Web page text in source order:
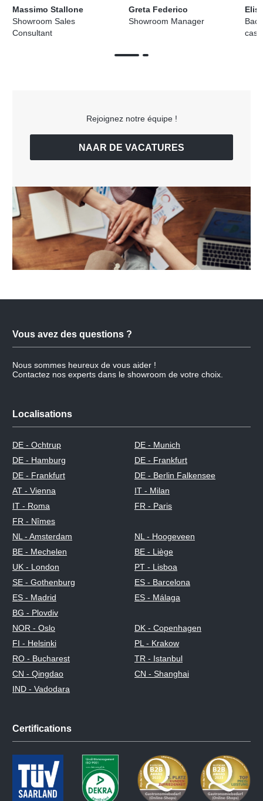
Massimo Stallone
Showroom Sales
Consultant
Greta Federico
Showroom Manager
Rejoignez notre équipe !
NAAR DE VACATURES
Vous avez des questions ?
Nous sommes heureux de vous aider !
Contactez nos experts dans le showroom de votre choix.
Localisations
DE - Ochtrup
DE - Munich
DE - Hamburg
DE - Frankfurt
DE - Frankfurt
DE - Berlin Falkensee
AT - Vienna
IT - Milan
IT - Roma
FR - Paris
FR - Nîmes
NL - Amsterdam
NL - Hoogeveen
BE - Mechelen
BE - Liège
UK - London
PT - Lisboa
SE - Gothenburg
ES - Barcelona
ES - Madrid
ES - Málaga
BG - Plovdiv
NOR - Oslo
DK - Copenhagen
FI - Helsinki
PL - Krakow
RO - Bucharest
TR - Istanbul
CN - Qingdao
CN - Shanghai
IND - Vadodara
Certifications